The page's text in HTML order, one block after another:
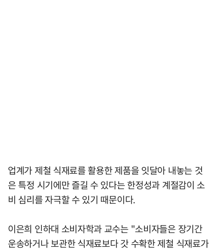
업계가 제철 식재료를 활용한 제품을 잇달아 내놓는 것
은 특정 시기에만 즐길 수 있다는 한정성과 계절감이 소
비 심리를 자극할 수 있기 때문이다.
이은희 인하대 소비자학과 교수는 "소비자들은 장기간
운송하거나 보관한 식재료보다 갓 수확한 제철 식재료가